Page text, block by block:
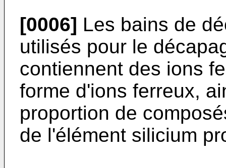
[0006] Les bains de
utilisés pour le
contiennent des ions
forme d'ions ferreux,
proportion de
de l'élément silicium